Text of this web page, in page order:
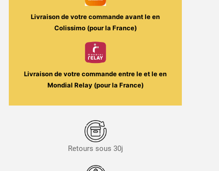
Livraison de votre commande avant leen
Colissimo (pour la France)
Livraison de votre commande entre leet leen
Mondial Relay (pour la France)
Retours sous 30j